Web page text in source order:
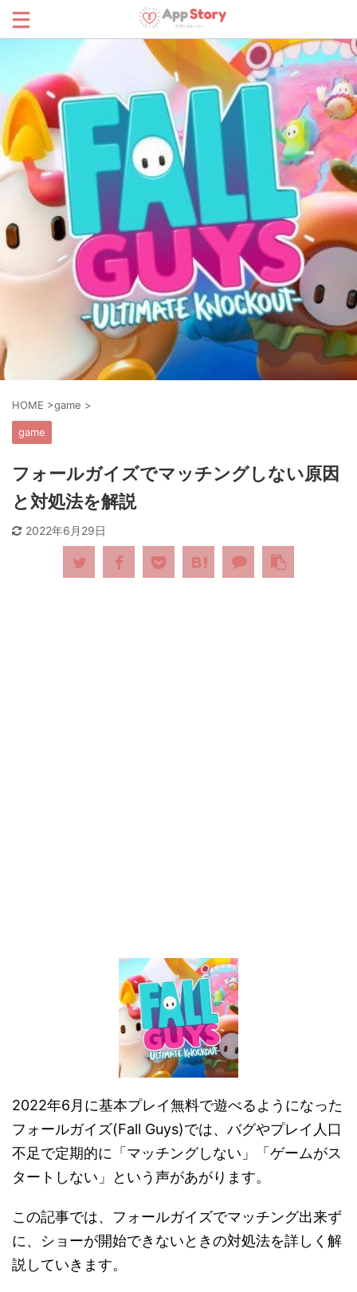
HOME >game >
game
フォールガイズでマッチングしない原因
と対処法を解説
2022年6月29日
2022年6月に基本プレイ無料で遊べるようになった
フォールガイズ(Fall Guys)では、バグやプレイ人口
不足で定期的に「マッチングしない」「ゲームがス
タートしない」という声があがります。
この記事では、フォールガイズでマッチング出来ず
に、ショーが開始できないときの対処法を詳しく解
説していきます。